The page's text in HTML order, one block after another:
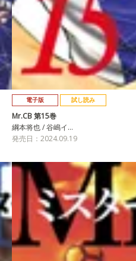
電子版 試し読み
Mr.CB 第15巻
綱本将也 / 谷嶋イ…
発売日：2024.09.19